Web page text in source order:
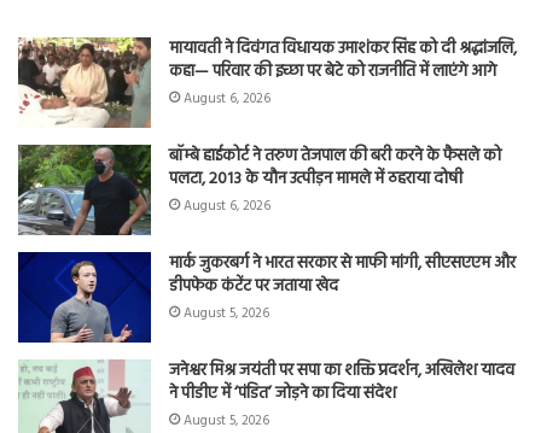
मायावती ने दिवंगत विधायक उमाशंकर सिंह को दी श्रद्धांजलि,
कहा— परिवार की इच्छा पर बेटे को राजनीति में लाएंगे आगे
August 6, 2026
बॉम्बे हाईकोर्ट ने तरुण तेजपाल की बरी करने के फैसले को
पलटा, 2013 के यौन उत्पीड़न मामले में ठहराया दोषी
August 6, 2026
मार्क जुकरबर्ग ने भारत सरकार से माफी मांगी, सीएसएएम और
डीपफेक कंटेंट पर जताया खेद
August 5, 2026
जनेश्वर मिश्र जयंती पर सपा का शक्ति प्रदर्शन, अखिलेश यादव
ने पीडीए में ‘पंडित’ जोड़ने का दिया संदेश
August 5, 2026